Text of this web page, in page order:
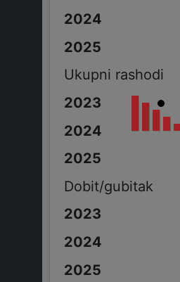
Ukupni rashodi
Dobit/gubitak